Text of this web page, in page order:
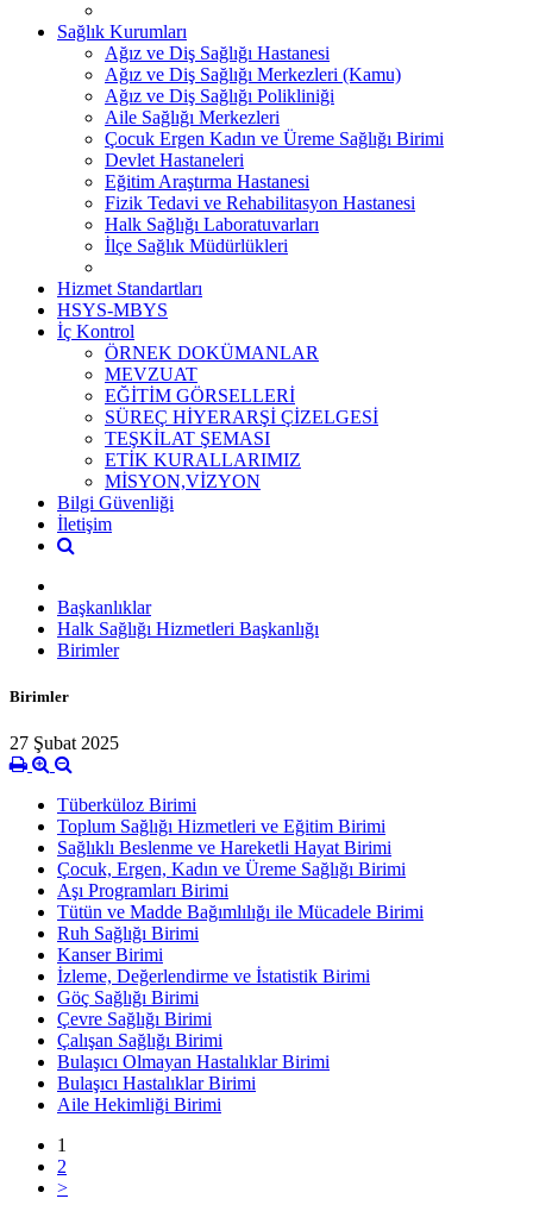
Sağlık Kurumları
Ağız ve Diş Sağlığı Hastanesi
Ağız ve Diş Sağlığı Merkezleri (Kamu)
Ağız ve Diş Sağlığı Polikliniği
Aile Sağlığı Merkezleri
Çocuk Ergen Kadın ve Üreme Sağlığı Birimi
Devlet Hastaneleri
Eğitim Araştırma Hastanesi
Fizik Tedavi ve Rehabilitasyon Hastanesi
Halk Sağlığı Laboratuvarları
İlçe Sağlık Müdürlükleri
Hizmet Standartları
HSYS-MBYS
İç Kontrol
ÖRNEK DOKÜMANLAR
MEVZUAT
EĞİTİM GÖRSELLERİ
SÜREÇ HİYERARŞİ ÇİZELGESİ
TEŞKİLAT ŞEMASI
ETİK KURALLARIMIZ
MİSYON,VİZYON
Bilgi Güvenliği
İletişim
Başkanlıklar
Halk Sağlığı Hizmetleri Başkanlığı
Birimler
Birimler
27 Şubat 2025
Tüberküloz Birimi
Toplum Sağlığı Hizmetleri ve Eğitim Birimi
Sağlıklı Beslenme ve Hareketli Hayat Birimi
Çocuk, Ergen, Kadın ve Üreme Sağlığı Birimi
Aşı Programları Birimi
Tütün ve Madde Bağımlılığı ile Mücadele Birimi
Ruh Sağlığı Birimi
Kanser Birimi
İzleme, Değerlendirme ve İstatistik Birimi
Göç Sağlığı Birimi
Çevre Sağlığı Birimi
Çalışan Sağlığı Birimi
Bulaşıcı Olmayan Hastalıklar Birimi
Bulaşıcı Hastalıklar Birimi
Aile Hekimliği Birimi
1
2
>